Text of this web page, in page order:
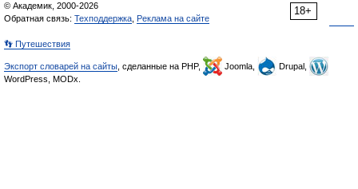
18+
© Академик, 2000-2026
Обратная связь: Техподдержка Реклама на сайте
👣 Путешествия
Экспорт словарей на сайты , сделанные на PHP, Joomla,
Drupal,
WordPress, MODx.